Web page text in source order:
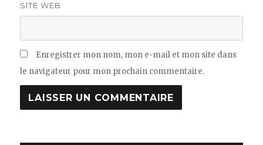
SITE WEB
Enregistrer mon nom, mon e-mail et mon site dans
le navigateur pour mon prochain commentaire.